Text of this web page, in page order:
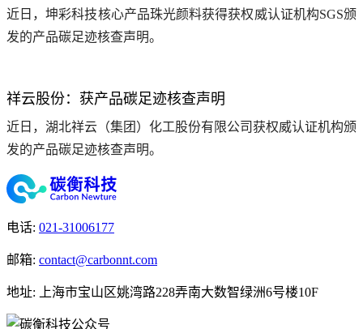
近日，坤彩科技核心产品珠光颜料获得获权威认证机构SGS颁
发的产品碳足迹核查声明。
祥云股份：获产品碳足迹核查声明
近日，湖北祥云（集团）化工股份有限公司获权威认证机构颁
发的产品碳足迹核查声明。
电话: 021-31006177
邮箱: contact@carbonnt.com
地址: 上海市宝山区姚湾路228弄南大数智绿洲6号楼10F